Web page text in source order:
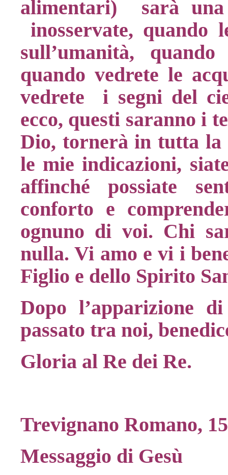
alimentari) sarà una
inosservate, quando
sull’umanità,
quando vedrete le
vedrete i segni del
ecco, questi saranno i
Dio, tornerà in tutta la
le mie indicazioni,
affinché possiate
conforto e
ognuno di voi. Chi
nulla. Vi amo e vi i
Figlio e dello Spirito
Dopo l’apparizione
passato tra noi,
Gloria al Re dei Re.
Trevignano Romano,
Messaggio di Gesù